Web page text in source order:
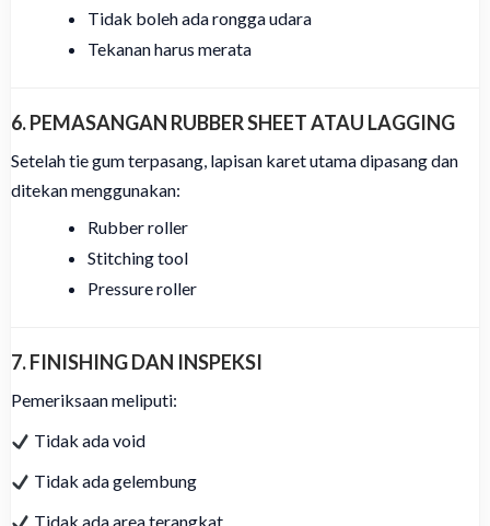
Tidak boleh ada rongga udara
Tekanan harus merata
6. PEMASANGAN RUBBER SHEET ATAU LAGGING
Setelah tie gum terpasang, lapisan karet utama dipasang dan
ditekan menggunakan:
Rubber roller
Stitching tool
Pressure roller
7. FINISHING DAN INSPEKSI
Pemeriksaan meliputi:
Tidak ada void
Tidak ada gelembung
Tidak ada area terangkat